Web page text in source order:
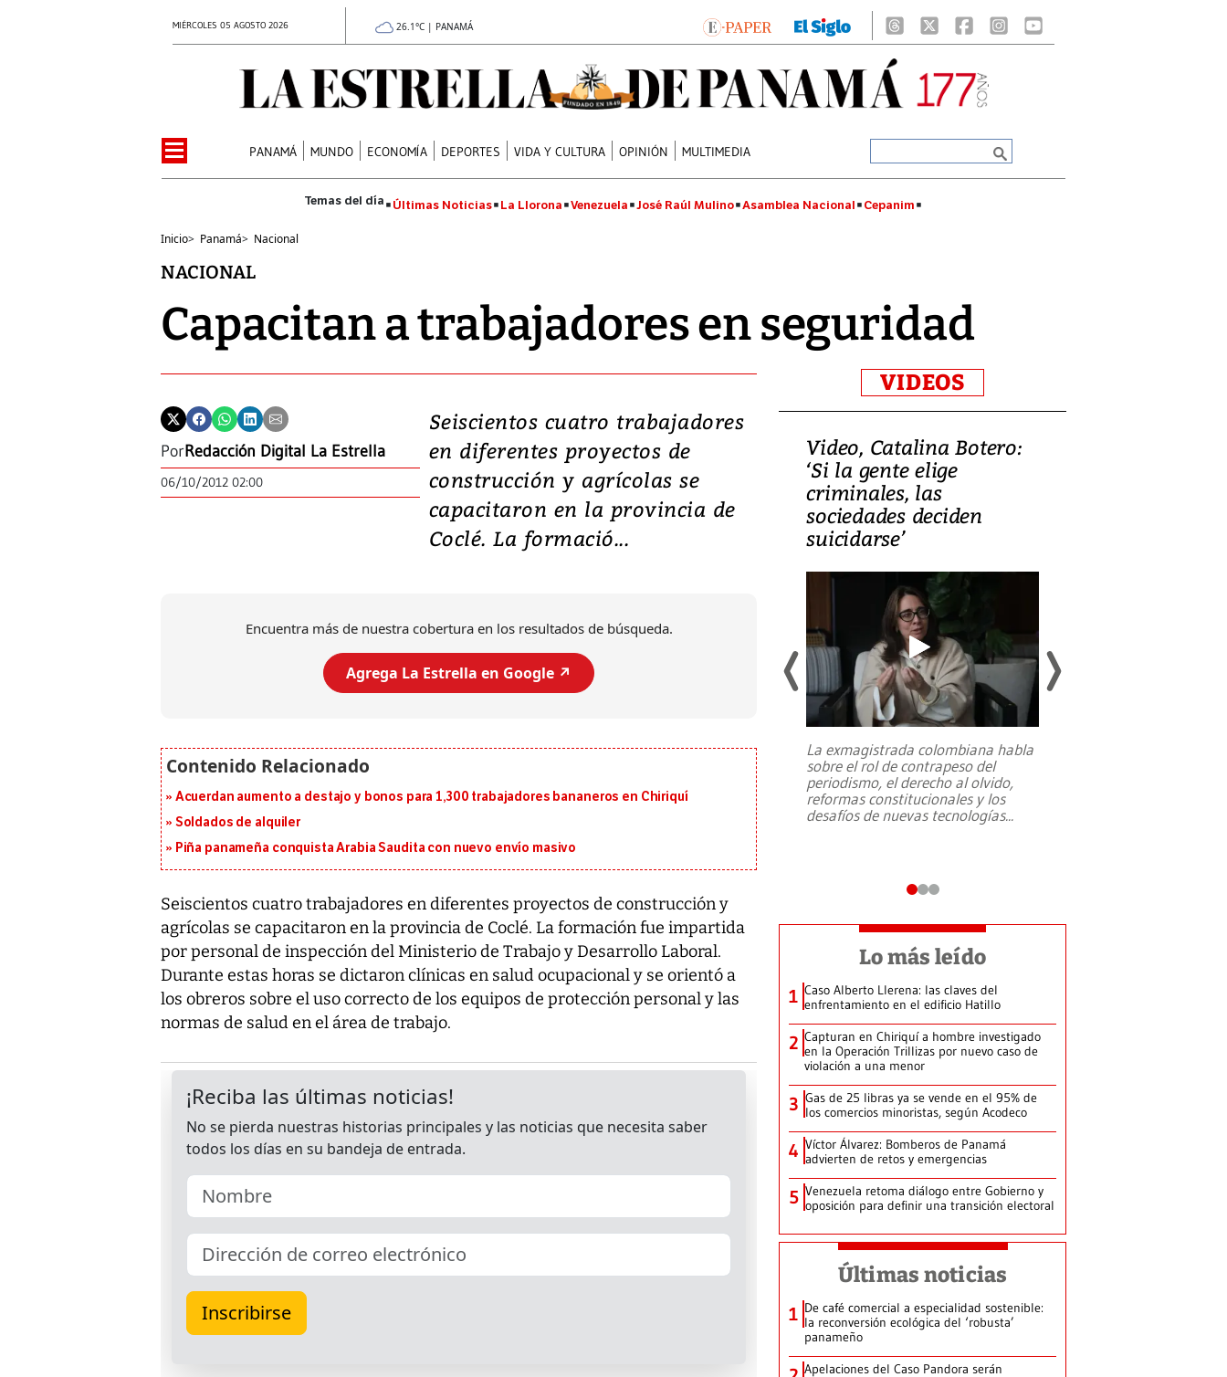
MIÉRCOLES 05 AGOSTO 2026 26.1°C | PANAMÁ
PANAMÁ MUNDO ECONOMÍA DEPORTES VIDA Y CULTURA OPINIÓN MULTIMEDIA
Últimas Noticias La Llorona Venezuela José Raúl Mulino Asamblea Nacional Cepanim
Inicio> Panamá> Nacional
NACIONAL
Capacitan a trabajadores en seguridad
PorRedacción Digital La Estrella
06/10/2012 02:00
Seiscientos cuatro trabajadores
en diferentes proyectos de
construcción y agrícolas se
capacitaron en la provincia de
Coclé. La formació...
Encuentra más de nuestra cobertura en los resultados de búsqueda.
Agrega La Estrella en Google ↗️
Acuerdan aumento a destajo y bonos para 1,300 trabajadores bananeros en Chiriquí
Soldados de alquiler
Piña panameña conquista Arabia Saudita con nuevo envío masivo
Seiscientos cuatro trabajadores en diferentes proyectos de construcción y
agrícolas se capacitaron en la provincia de Coclé. La formación fue impartida
por personal de inspección del Ministerio de Trabajo y Desarrollo Laboral.
Durante estas horas se dictaron clínicas en salud ocupacional y se orientó a
los obreros sobre el uso correcto de los equipos de protección personal y las
normas de salud en el área de trabajo.
VIDEOS
Video, Japón: Terremoto
deja heridos y graves
daños en Kumamoto
al sur de Japón, provocando una
Video, Catalina Botero:
‘Si la gente elige
criminales, las
sociedades deciden
suicidarse’
La exmagistrada colombiana habla
sobre el rol de contrapeso del
periodismo, el derecho al olvido,
reformas constitucionales y los
desafíos de nuevas tecnologías...
Lo más leído
1 Caso Alberto Llerena: las claves del
enfrentamiento en el edificio Hatillo
2 Capturan en Chiriquí a hombre investigado
en la Operación Trillizas por nuevo caso de
violación a una menor
3 Gas de 25 libras ya se vende en el 95% de
los comercios minoristas, según Acodeco
4 Víctor Álvarez: Bomberos de Panamá
advierten de retos y emergencias
5 Venezuela retoma diálogo entre Gobierno y
oposición para definir una transición electoral
Últimas noticias
1 De café comercial a especialidad sostenible:
la reconversión ecológica del ‘robusta’
panameño
Apelaciones del Caso Pandora serán